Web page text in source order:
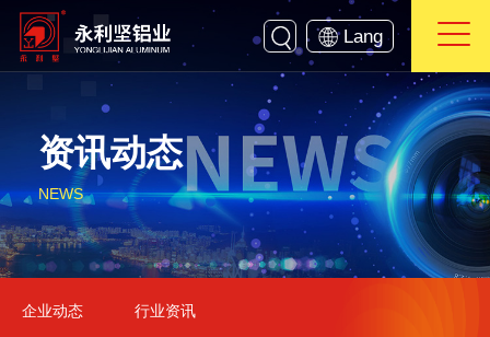
Lang
资讯动态
NEWS
企业动态 行业资讯